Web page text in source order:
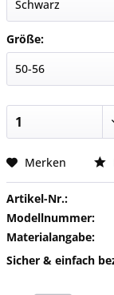
Größe:
Merken
Artikel-Nr.:
Modellnummer:
Materialangabe:
Sicher & einfach